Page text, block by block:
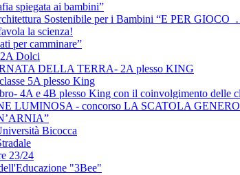
spiegata ai bambini”
Sostenibile per i Bambini “E PER
la scienza!
per camminare”
Dolci
DELLA TERRA- 2A plesso KING
5A plesso King
4A e 4B plesso King con il coinvolgimento delle
LUMINOSA - concorso LA SCATOLA
Bicocca
23/24
"3Bee"